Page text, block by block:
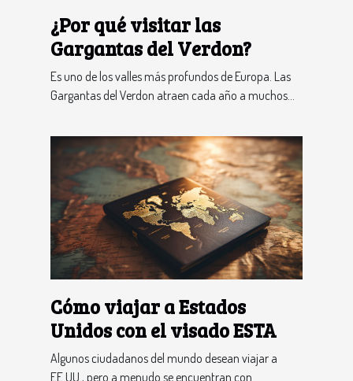
¿Por qué visitar las
Gargantas del Verdon?
Es uno de los valles más profundos de Europa. Las
Gargantas del Verdon atraen cada año a muchos...
Cómo viajar a Estados
Unidos con el visado ESTA
Algunos ciudadanos del mundo desean viajar a
EE.UU., pero a menudo se encuentran con